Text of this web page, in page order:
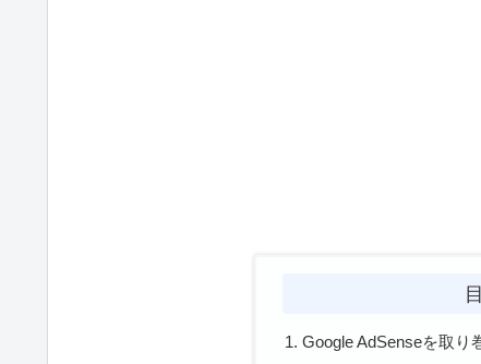
Google AdSenseを取り